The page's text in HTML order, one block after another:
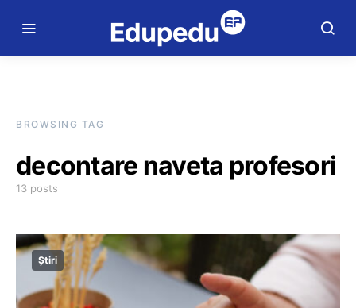
BROWSING TAG
decontare naveta profesori
13 posts
Știri